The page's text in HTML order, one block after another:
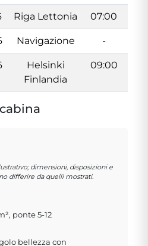
Riga Lettonia 07:00
Navigazione -
Helsinki
Finlandia
09:00
dimensioni, disposizioni e
differire da quelli mostrati.
ponte 5-12
bellezza con